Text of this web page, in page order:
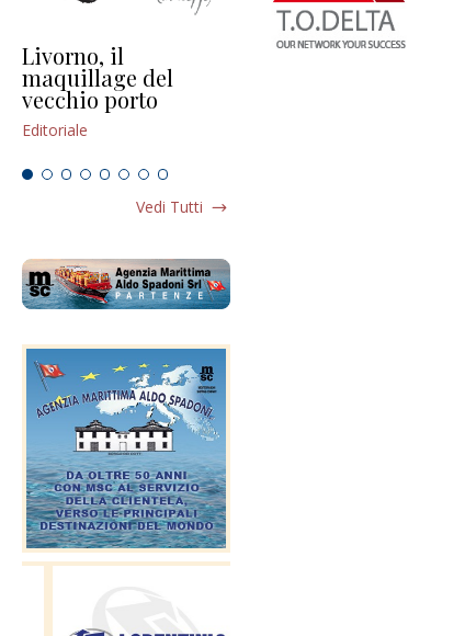
Livorno, il
maquillage del
vecchio porto
Editoriale
L’uscita di scena di
Vedi Tutti